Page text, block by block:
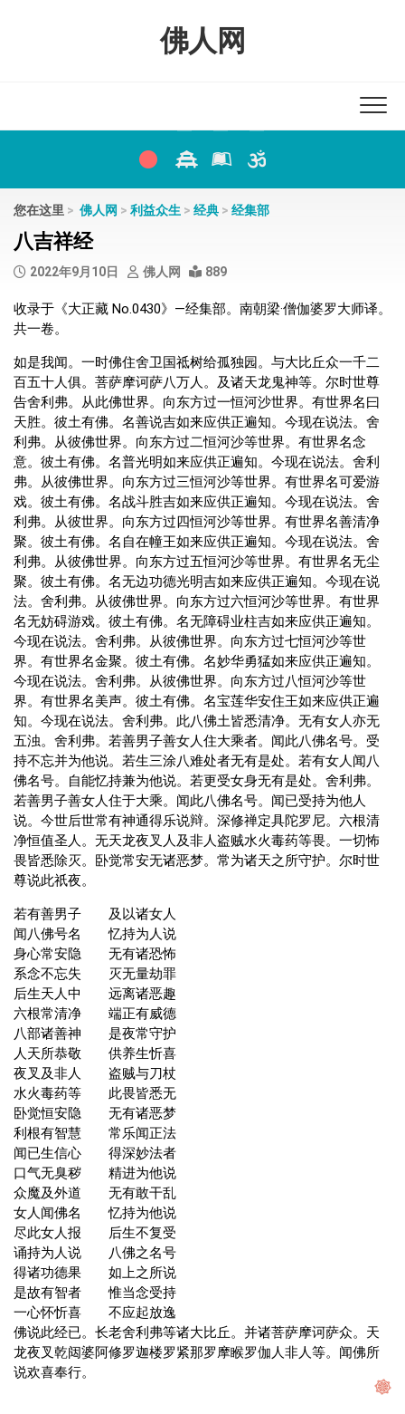
佛人网
您在这里 > 佛人网 > 利益众生 > 经典 > 经集部
八吉祥经
2022年9月10日 佛人网 889
收录于《大正藏 No.0430》—经集部。南朝梁·僧伽婆罗大师译。
共一卷。
如是我闻。一时佛住舍卫国祗树给孤独园。与大比丘众一千二
百五十人俱。菩萨摩诃萨八万人。及诸天龙鬼神等。尔时世尊
告舍利弗。从此佛世界。向东方过一恒河沙世界。有世界名曰
天胜。彼土有佛。名善说吉如来应供正遍知。今现在说法。舍
利弗。从彼佛世界。向东方过二恒河沙等世界。有世界名念
意。彼土有佛。名普光明如来应供正遍知。今现在说法。舍利
弗。从彼佛世界。向东方过三恒河沙等世界。有世界名可爱游
戏。彼土有佛。名战斗胜吉如来应供正遍知。今现在说法。舍
利弗。从彼世界。向东方过四恒河沙等世界。有世界名善清净
聚。彼土有佛。名自在幢王如来应供正遍知。今现在说法。舍
利弗。从彼佛世界。向东方过五恒河沙等世界。有世界名无尘
聚。彼土有佛。名无边功德光明吉如来应供正遍知。今现在说
法。舍利弗。从彼佛世界。向东方过六恒河沙等世界。有世界
名无妨碍游戏。彼土有佛。名无障碍业柱吉如来应供正遍知。
今现在说法。舍利弗。从彼佛世界。向东方过七恒河沙等世
界。有世界名金聚。彼土有佛。名妙华勇猛如来应供正遍知。
今现在说法。舍利弗。从彼佛世界。向东方过八恒河沙等世
界。有世界名美声。彼土有佛。名宝莲华安住王如来应供正遍
知。今现在说法。舍利弗。此八佛土皆悉清净。无有女人亦无
五浊。舍利弗。若善男子善女人住大乘者。闻此八佛名号。受
持不忘并为他说。若生三涂八难处者无有是处。若有女人闻八
佛名号。自能忆持兼为他说。若更受女身无有是处。舍利弗。
若善男子善女人住于大乘。闻此八佛名号。闻已受持为他人
说。今世后世常有神通得乐说辩。深修禅定具陀罗尼。六根清
净恒值圣人。无天龙夜叉人及非人盗贼水火毒药等畏。一切怖
畏皆悉除灭。卧觉常安无诸恶梦。常为诸天之所守护。尔时世
尊说此祇夜。
若有善男子 及以诸女人
闻八佛号名 忆持为人说
身心常安隐 无有诸恐怖
系念不忘失 灭无量劫罪
后生天人中 远离诸恶趣
六根常清净 端正有威德
八部诸善神 是夜常守护
人天所恭敬 供养生忻喜
夜叉及非人 盗贼与刀杖
水火毒药等 此畏皆悉无
卧觉恒安隐 无有诸恶梦
利根有智慧 常乐闻正法
闻已生信心 得深妙法者
口气无臭秽 精进为他说
众魔及外道 无有敢干乱
女人闻佛名 忆持为他说
尽此女人报 后生不复受
诵持为人说 八佛之名号
得诸功德果 如上之所说
是故有智者 惟当念受持
一心怀忻喜 不应起放逸
佛说此经已。长老舍利弗等诸大比丘。并诸菩萨摩诃萨众。天
龙夜叉乾闼婆阿修罗迦楼罗紧那罗摩睺罗伽人非人等。闻佛所
说欢喜奉行。